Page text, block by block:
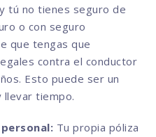
tú no tienes seguro de
o con seguro
que tengas que
contra el conductor
Esto puede ser un
llevar tiempo.
Tu propia póliza